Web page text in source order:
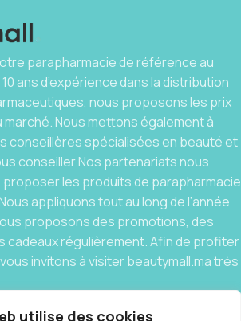
utilise des cookies
parapharmacie de référence au
ans d’expérience dans la distribution
nous proposons les prix
Nous mettons également à
conseillères spécialisées en beauté et
conseiller.Nos partenariats nous
les produits de parapharmacie
appliquons tout au long de l’année
proposons des promotions, des
cadeaux régulièrement. Afin de profiter
invitons à visiter beautymall.ma très